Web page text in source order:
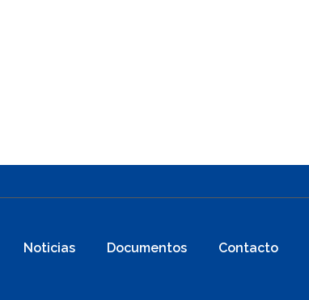
Noticias Documentos Contacto